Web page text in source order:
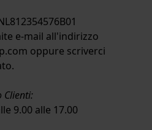
e-mail all'indirizzo
oppure scriverci
Clienti:
9.00 alle 17.00